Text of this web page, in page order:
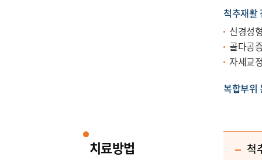
척추재활
신경성
골다공
자세교
복합부위
치료방법 척